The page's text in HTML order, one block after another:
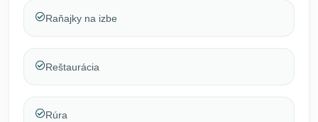
Raňajky na izbe
Reštaurácia
Rúra